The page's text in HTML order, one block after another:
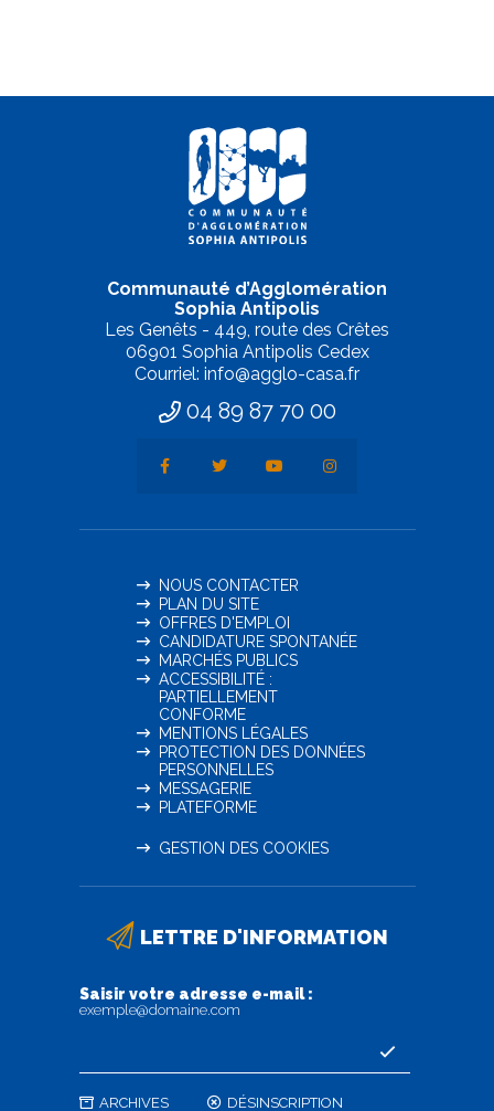
Communauté d’Agglomération
Sophia Antipolis
Les Genêts - 449, route des Crêtes
06901 Sophia Antipolis Cedex
Courriel: info@agglo-casa.fr
04 89 87 70 00
NOUS CONTACTER
PLAN DU SITE
OFFRES D'EMPLOI
CANDIDATURE SPONTANÉE
MARCHÉS PUBLICS
ACCESSIBILITÉ :
PARTIELLEMENT
CONFORME
MENTIONS LÉGALES
PROTECTION DES DONNÉES
PERSONNELLES
MESSAGERIE
PLATEFORME
GESTION DES COOKIES
LETTRE D'INFORMATION
Saisir votre adresse e-mail :
exemple@domaine.com
ARCHIVES DÉSINSCRIPTION